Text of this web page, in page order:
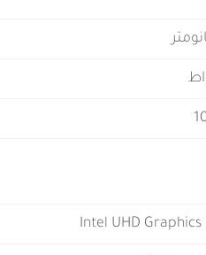
Intel UHD Graphics